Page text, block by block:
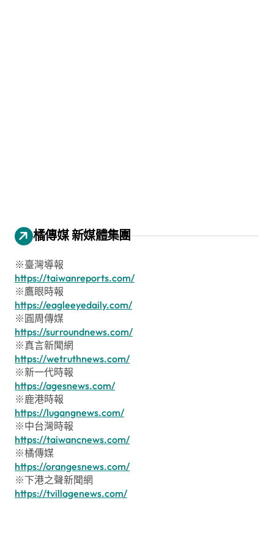
橘傳媒 新媒體集團
※臺灣導報
https://taiwanreports.com/
※鷹眼時報
https://eagleeyedaily.com/
※圓周傳媒
https://surroundnews.com/
※真言新聞網
https://wetruthnews.com/
※新一代時報
https://agesnews.com/
※鹿港時報
https://lugangnews.com/
※中台灣時報
https://taiwancnews.com/
※橘傳媒
https://orangesnews.com/
※下港之聲新聞網
https://tvillagenews.com/